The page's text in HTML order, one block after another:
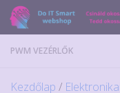
Skip to content
PWM VEZÉRLŐK
Kezdőlap /